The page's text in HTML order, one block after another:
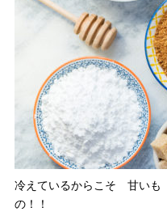
冷えているからこそ 甘いも
の！！